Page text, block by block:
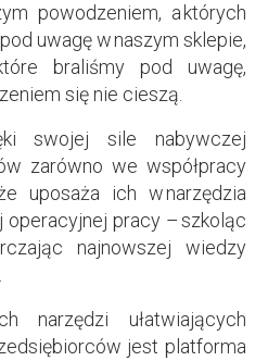
powodzeniem, a których
uwagę w naszym sklepie,
braliśmy pod uwagę,
się nie cieszą.
swojej sile nabywczej
zarówno we współpracy
uposaża ich w narzędzia
operacyjnej pracy – szkoląc
najnowszej wiedzy
narzędzi ułatwiających
jest platforma